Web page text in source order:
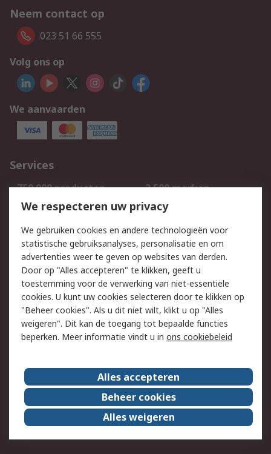
Neem contact op
023 51 66 555
Volg ons op
We aanvaarden
Services
750.000 producten
2.500 merken
Bestellen
Inkoopoplossingen
Track & Trace
Wettelijk
Cookiebeleid
Email veiligheid
Privacybeleid
Websitevoorwaarden
Algemene
verkoopvoorwaarden
Over RS
RS Group
Over ons
RS wereldwijd
Werken bij RS
ESG
We respecteren uw privacy
We gebruiken cookies en andere technologieën voor
statistische gebruiksanalyses, personalisatie en om
advertenties weer te geven op websites van derden.
Door op "Alles accepteren" te klikken, geeft u
toestemming voor de verwerking van niet-essentiële
cookies. U kunt uw cookies selecteren door te klikken op
"Beheer cookies". Als u dit niet wilt, klikt u op "Alles
weigeren". Dit kan de toegang tot bepaalde functies
beperken. Meer informatie vindt u in ons cookiebeleid
Alles accepteren
Beheer cookies
Alles weigeren